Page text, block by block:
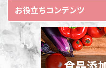
お役立ちコンテンツ